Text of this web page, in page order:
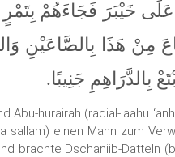
خَيْبَرَ فَجَاءَهُمْ
مِنْ هَذَا بِالصَّاعَيْنِ
بِالدَّرَاهِمِ جَنِيبًا.
Abu-hurairah (radial-laahu
sallam) einen Mann zum
brachte Dschaniib-Datteln